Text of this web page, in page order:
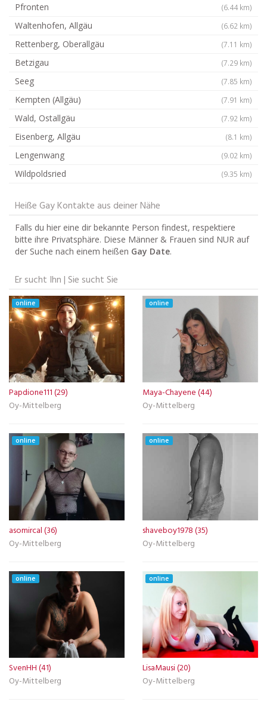
Pfronten (6.44 km)
Waltenhofen, Allgäu (6.62 km)
Rettenberg, Oberallgäu (7.11 km)
Betzigau (7.29 km)
Seeg (7.85 km)
Kempten (Allgäu) (7.91 km)
Wald, Ostallgäu (7.92 km)
Eisenberg, Allgäu (8.1 km)
Lengenwang (9.02 km)
Wildpoldsried (9.35 km)
Heiße Gay Kontakte aus deiner Nähe
Falls du hier eine dir bekannte Person findest, respektiere
bitte ihre Privatsphäre. Diese Männer & Frauen sind NUR auf
der Suche nach einem heißen Gay Date.
Er sucht Ihn | Sie sucht Sie
online
Papdione111 (29)
Oy-Mittelberg
online
Maya-Chayene (44)
Oy-Mittelberg
online
asomircal (36)
Oy-Mittelberg
online
shaveboy1978 (35)
Oy-Mittelberg
online
SvenHH (41)
Oy-Mittelberg
online
LisaMausi (20)
Oy-Mittelberg